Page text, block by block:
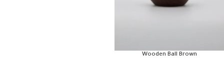
Wooden Ball Brown